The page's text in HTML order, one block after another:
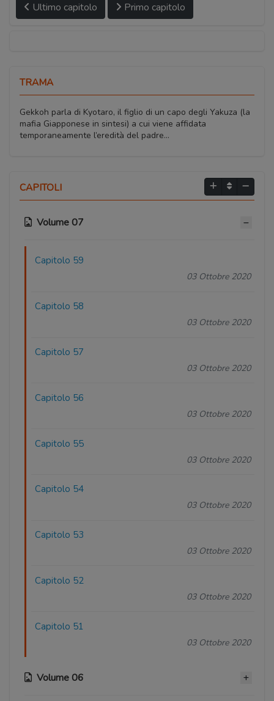
Ultimo capitolo
Primo capitolo
TRAMA
Gekkoh parla di Kyotaro, il figlio di un capo degli Yakuza (la
mafia Giapponese in sintesi) a cui viene affidata
temporaneamente l’eredità del padre…
CAPITOLI
Volume 07
Capitolo 59
03 Ottobre 2020
Capitolo 58
03 Ottobre 2020
Capitolo 57
03 Ottobre 2020
Capitolo 56
03 Ottobre 2020
Capitolo 55
03 Ottobre 2020
Capitolo 54
03 Ottobre 2020
Capitolo 53
03 Ottobre 2020
Capitolo 52
03 Ottobre 2020
Capitolo 51
03 Ottobre 2020
Volume 06